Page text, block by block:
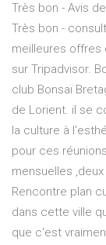
Très bon - Avis
Très bon -
meilleures offres
sur Tripadvisor.
club Bonsaï
de Lorient. il se
la culture à
pour ces
mensuelles
Rencontre plan
dans cette ville
que c'est